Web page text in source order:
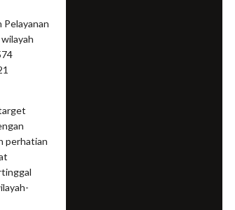
Pelayanan
perhatian